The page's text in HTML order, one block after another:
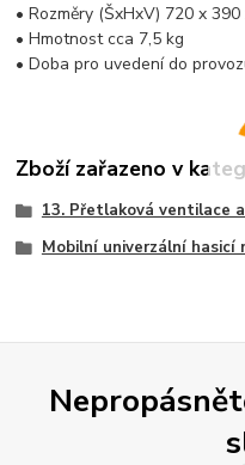
• Rozměry (ŠxHxV) 720 x 390
• Hmotnost cca 7,5 kg
• Doba pro uvedení do
Zboží zařazeno v
13. Přetlaková ventilace
Mobilní univerzální hasicí